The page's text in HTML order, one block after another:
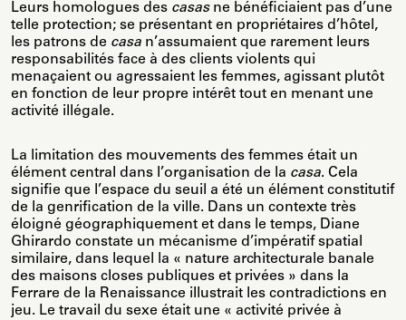
Leurs homologues des casasne bénéficiaient pas d’une
telle protection; se présentant en propriétaires d’hôtel,
les patrons de casa n’assumaient que rarement leurs
responsabilités face à des clients violents qui
menaçaient ou agressaient les femmes, agissant plutôt
en fonction de leur propre intérêt tout en menant une
activité illégale.
La limitation des mouvements des femmes était un
élément central dans l’organisation de la casa. Cela
signifie que l’espace du seuil a été un élément constitutif
de la genrification de la ville. Dans un contexte très
éloigné géographiquement et dans le temps, Diane
Ghirardo constate un mécanisme d’impératif spatial
similaire, dans lequel la « nature architecturale banale
des maisons closes publiques et privées » dans la
Ferrare de la Renaissance illustrait les contradictions en
jeu. Le travail du sexe était une « activité privée à